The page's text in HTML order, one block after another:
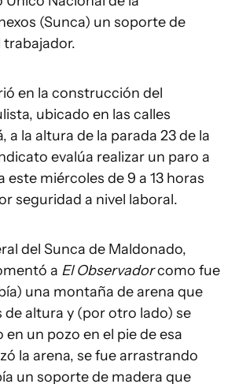
(Sunca) un soporte de
trabajador.
en la construcción del
ubicado en las calles
a la altura de la parada 23 de la
evalúa realizar un paro a
este miércoles de 9 a 13 horas
seguridad a nivel laboral.
del Sunca de Maldonado,
a El Observadorcomo fue
una montaña de arena que
de altura y (por otro lado) se
un pozo en el pie de esa
la arena, se fue arrastrando
un soporte de madera que